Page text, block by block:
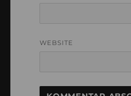
WEBSITE